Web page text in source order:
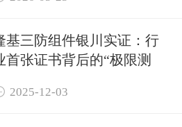
基三防组件银川实证：行
首张证书背后的“极限测
2025-12-03